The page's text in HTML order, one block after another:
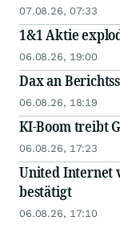
07.08.26, 07:33
1&1 Aktie
06.08.26, 19:00
Dax an
06.08.26, 18:19
KI-Boom treibt
06.08.26, 17:23
United Internet
bestätigt
06.08.26, 17:10